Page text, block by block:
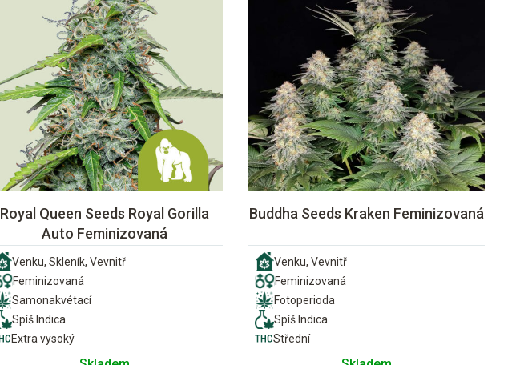
Royal Queen Seeds Royal Gorilla
Auto Feminizovaná
Venku, Skleník, Vevnitř
Feminizovaná
Samonakvétací
Spíš Indica
Extra vysoký
Buddha Seeds Kraken Feminizovaná
Venku, Vevnitř
Feminizovaná
Fotoperioda
Spíš Indica
Střední